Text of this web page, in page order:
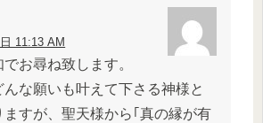
11:13 AM
お尋ね致します。
な願いも叶えて下さる神様と
ますが、聖天様から｢真の縁が有